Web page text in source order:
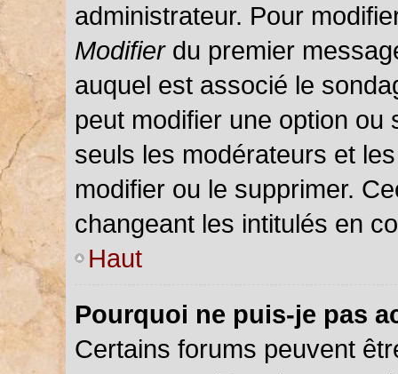
administrateur. Pour
Modifierdu premier
auquel est associé le
peut modifier une option ou
seuls les modérateurs et
modifier ou le supprimer.
changeant les intitulés en
Haut
Pourquoi ne puis-je pas
Certains forums peuvent